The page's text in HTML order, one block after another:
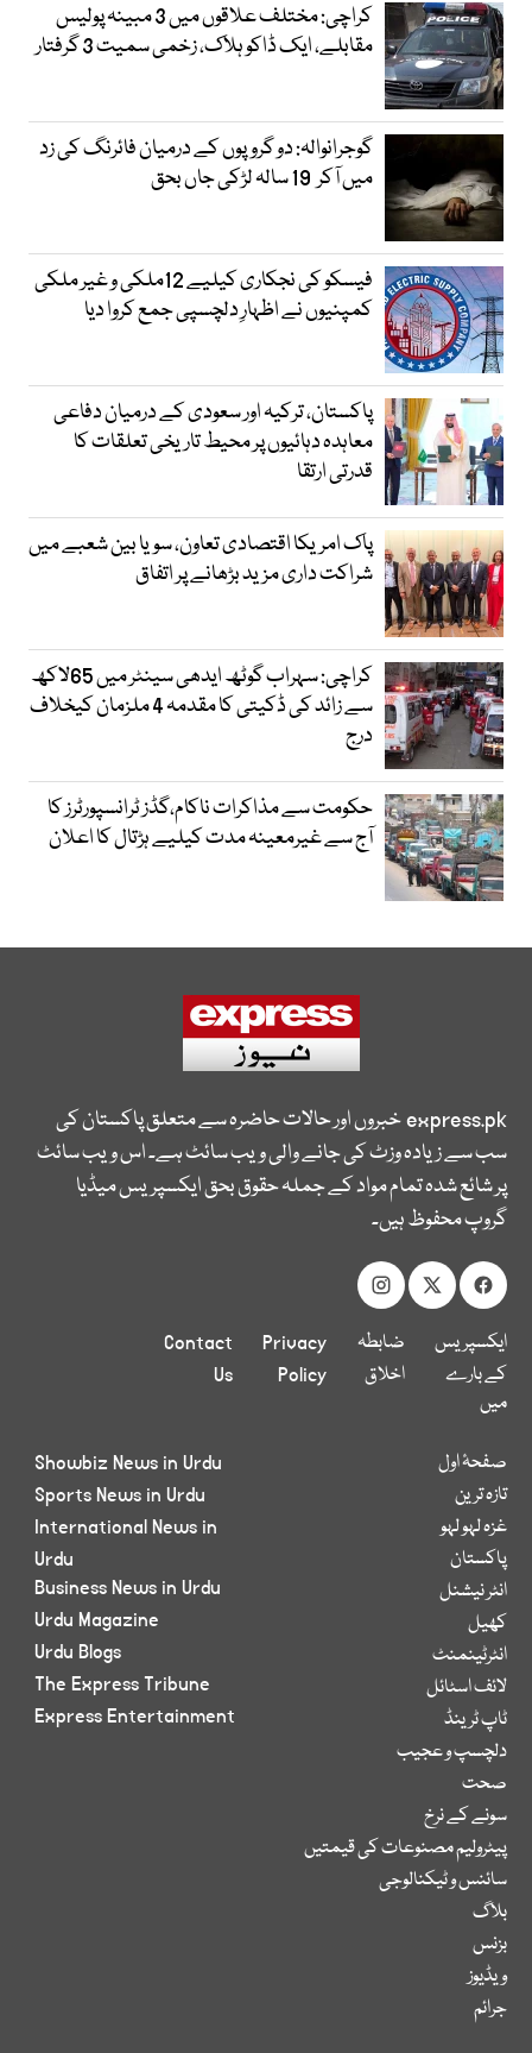
کراچی: مختلف علاقوں میں 3 مبینہ پولیس
مقابلے، ایک ڈاکو ہلاک، زخمی سمیت 3 گرفتار
گوجرانوالہ: دو گروپوں کے درمیان فائرنگ کی زد
میں آکر 19 سالہ لڑکی جاں بحق
فیسکو کی نجکاری کیلیے 12ملکی و غیر ملکی
کمپنیوں نے اظہارِ دلچسپی جمع کروا دیا
پاکستان، ترکیہ اور سعودی کے درمیان دفاعی
معاہدہ دہائیوں پر محیط تاریخی تعلقات کا
قدرتی ارتقا
پاک امریکا اقتصادی تعاون، سویا بین شعبے میں
شراکت داری مزید بڑھانے پر اتفاق
کراچی: سہراب گوٹھ ایدھی سینٹر میں 65لاکھ
سے زائد کی ڈکیتی کا مقدمہ 4 ملزمان کیخلاف
درج
حکومت سے مذاکرات ناکام،گڈز ٹرانسپورٹرز کا
آج سے غیرمعینہ مدت کیلیے ہڑتال کا اعلان
express.pkخبروں اور حالات حاضرہ سے متعلق پاکستان کی
سب سے زیادہ وزٹ کی جانے والی ویب سائٹ ہے۔ اس ویب سائٹ
پر شائع شدہ تمام مواد کے جملہ حقوق بحق ایکسپریس میڈیا
گروپ محفوظ ہیں۔
ایکسپریس
کے بارے
میں
ضابطہ
اخلاق
Privacy
Policy
Contact
Us
صفحۂ اول
تازہ ترین
غزہ لہو لہو
پاکستان
انٹر نیشنل
کھیل
انٹرٹینمنٹ
لائف اسٹائل
ٹاپ ٹرینڈ
دلچسپ و عجیب
صحت
سونے کے نرخ
پیٹرولیم مصنوعات کی قیمتیں
سائنس و ٹیکنالوجی
بلاگ
بزنس
ویڈیوز
جرائم
Showbiz News in Urdu
Sports News in Urdu
International News in
Urdu
Business News in Urdu
Urdu Magazine
Urdu Blogs
The Express Tribune
Express Entertainment